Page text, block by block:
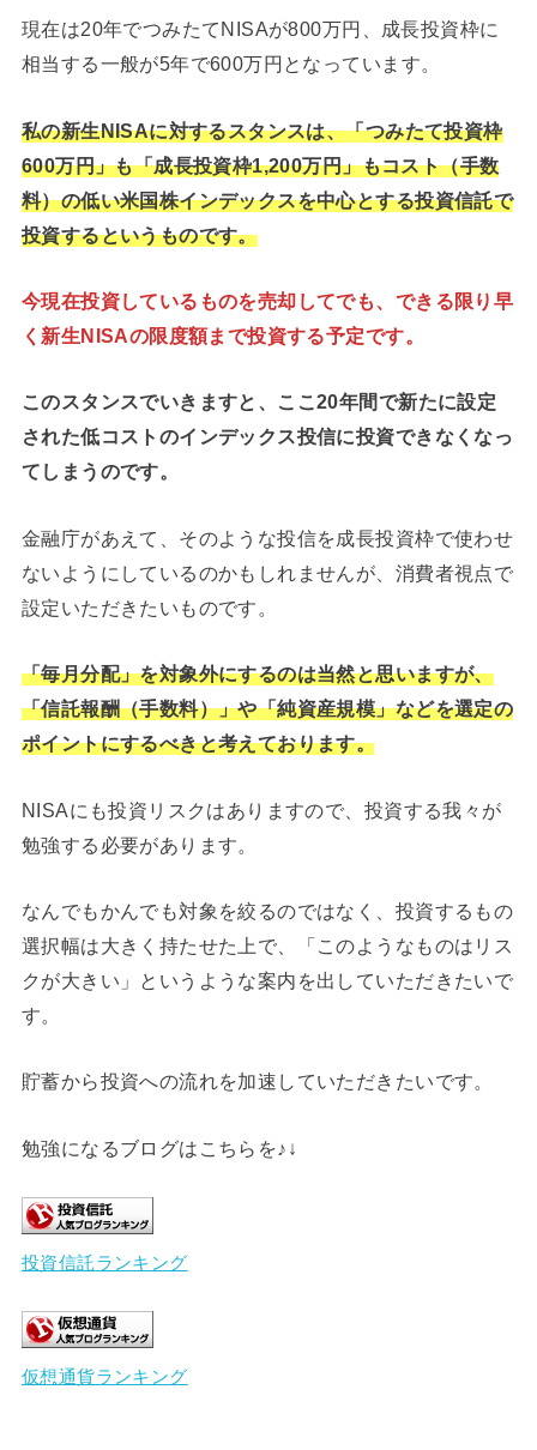
現在は20年でつみたてNISAが800万円、成長投資枠に
相当する一般が5年で600万円となっています。
私の新生NISAに対するスタンスは、「つみたて投資枠
600万円」も「成長投資枠1,200万円」もコスト（手数
料）の低い米国株インデックスを中心とする投資信託で
投資するというものです。
今現在投資しているものを売却してでも、できる限り早
く新生NISAの限度額まで投資する予定です。
このスタンスでいきますと、ここ20年間で新たに設定
された低コストのインデックス投信に投資できなくなっ
てしまうのです。
金融庁があえて、そのような投信を成長投資枠で使わせ
ないようにしているのかもしれませんが、消費者視点で
設定いただきたいものです。
「毎月分配」を対象外にするのは当然と思いますが、
「信託報酬（手数料）」や「純資産規模」などを選定の
ポイントにするべきと考えております。
NISAにも投資リスクはありますので、投資する我々が
勉強する必要があります。
なんでもかんでも対象を絞るのではなく、投資するもの
選択幅は大きく持たせた上で、「このようなものはリス
クが大きい」というような案内を出していただきたいで
す。
貯蓄から投資への流れを加速していただきたいです。
勉強になるブログはこちらを♪↓
投資信託ランキング
仮想通貨ランキング